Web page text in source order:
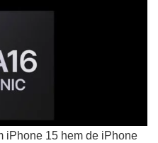
iPhone 15 hem de iPhone